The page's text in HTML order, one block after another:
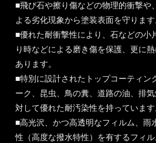
■飛び石や擦り傷などの物理的衝撃や
よる劣化現象から塗装表面を守ります
■優れた耐衝撃性により、石などの小
り時などによる磨き傷を保護、更に
あります。
■特別に設計されたトップコーティン
ーク、昆虫、鳥の糞、道路の油、排
対して優れた耐汚染性を持っています
■高光沢、かつ高透明なフィルム、雨
性（高度な撥水特性）を有するフィ